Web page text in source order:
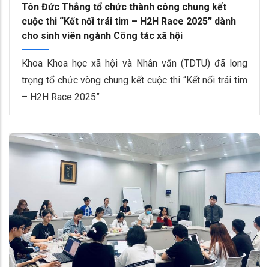
Tôn Đức Thắng tổ chức thành công chung kết
cuộc thi “Kết nối trái tim – H2H Race 2025” dành
cho sinh viên ngành Công tác xã hội
Khoa Khoa học xã hội và Nhân văn (TDTU) đã long
trọng tổ chức vòng chung kết cuộc thi “Kết nối trái tim
– H2H Race 2025”